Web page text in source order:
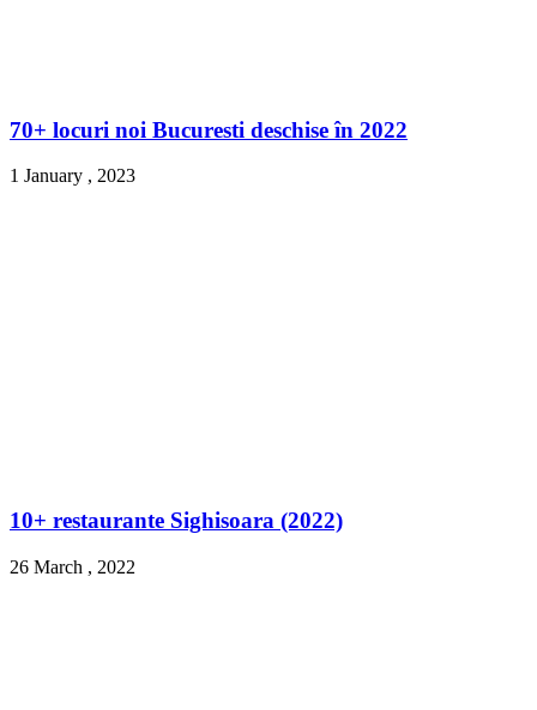
70+ locuri noi Bucuresti deschise în 2022
1 January , 2023
10+ restaurante Sighisoara (2022)
26 March , 2022